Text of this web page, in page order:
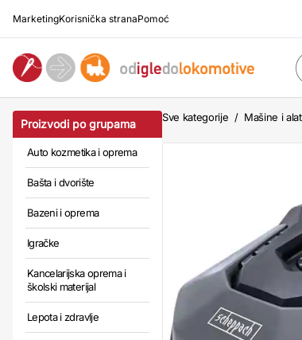
MarketingKorisnička stranaPomoć
Proizvodi po grupama
Auto kozmetika i oprema
Bašta i dvorište
Bazeni i oprema
Igračke
Kancelarijska oprema i
školski materijal
Lepota i zdravlje
Sve kategorije / Mašine i